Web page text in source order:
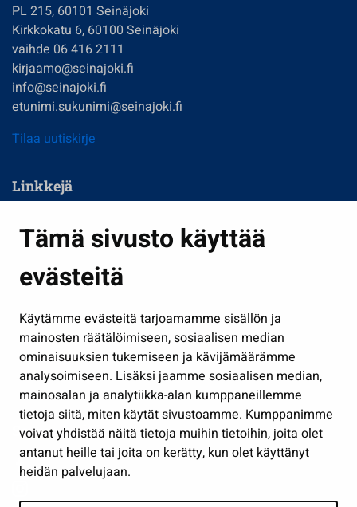
Tämä sivusto käyttää
evästeitä
Käytämme evästeitä tarjoamamme sisällön ja
mainosten räätälöimiseen, sosiaalisen median
ominaisuuksien tukemiseen ja kävijämäärämme
analysoimiseen. Lisäksi jaamme sosiaalisen median,
mainosalan ja analytiikka-alan kumppaneillemme
tietoja siitä, miten käytät sivustoamme. Kumppanimme
voivat yhdistää näitä tietoja muihin tietoihin, joita olet
antanut heille tai joita on kerätty, kun olet käyttänyt
heidän palvelujaan.
PL 215, 60101 Seinäjoki
Kirkkokatu 6, 60100 Seinäjoki
vaihde 06 416 2111
kirjaamo@seinajoki.fi
info@seinajoki.fi
etunimi.sukunimi@seinajoki.fi
Tilaa uutiskirje
Linkkejä
Kasvatus ja opetus
Kulttuuri ja liikunta
Työ ja yrittäminen
Osallistu ja asioi
Näytä omat evästeasetukseni
Seuraa meitä